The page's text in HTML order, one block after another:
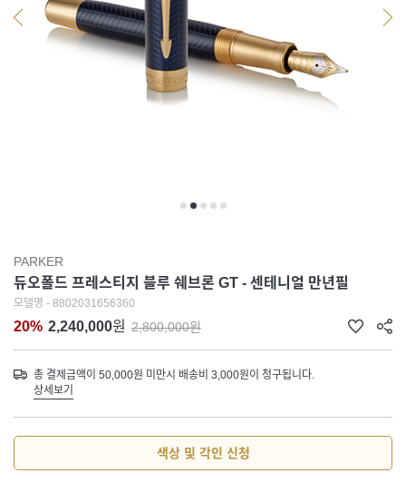
PARKER
듀오폴드 프레스티지 블루 쉐브론 GT - 센테니얼 만년필
모델명 - 8802031656360
20% 2,240,000원 2,800,000원
총 결제금액이 50,000원 미만시 배송비 3,000원이 청구됩니다.
상세보기
색상 및 각인 신청